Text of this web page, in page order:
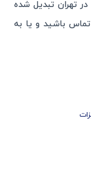
در تهران تبدیل شده
باشید و یا به